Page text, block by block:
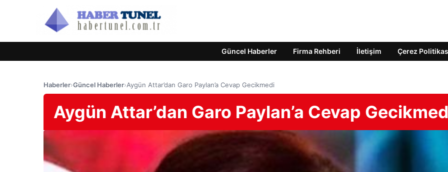
Güncel Haberler Firma Rehberi İletişim Çerez
Haberler›Güncel Haberler›Aygün Attar’dan Garo Paylan’a Cevap Gecikmedi
Aygün Attar’dan Garo Paylan’a Cevap